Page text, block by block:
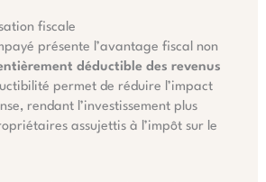
fiscale
présente l’avantage fiscal non
déductible des revenus
permet de réduire l’impact
rendant l’investissement plus
assujettis à l’impôt sur le